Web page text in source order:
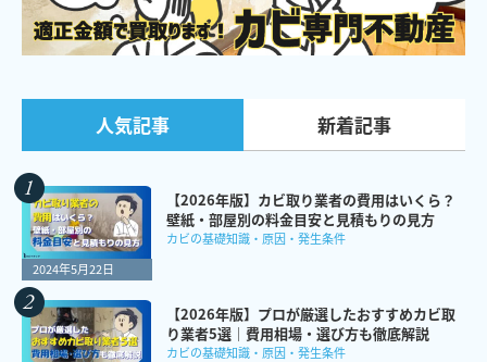
人気記事 新着記事
2024年5月22日
【2026年版】カビ取り業者の費用はいくら？
壁紙・部屋別の料金目安と見積もりの見方
カビの基礎知識・原因・発生条件
【2026年版】プロが厳選したおすすめカビ取
り業者5選｜費用相場・選び方も徹底解説
カビの基礎知識・原因・発生条件